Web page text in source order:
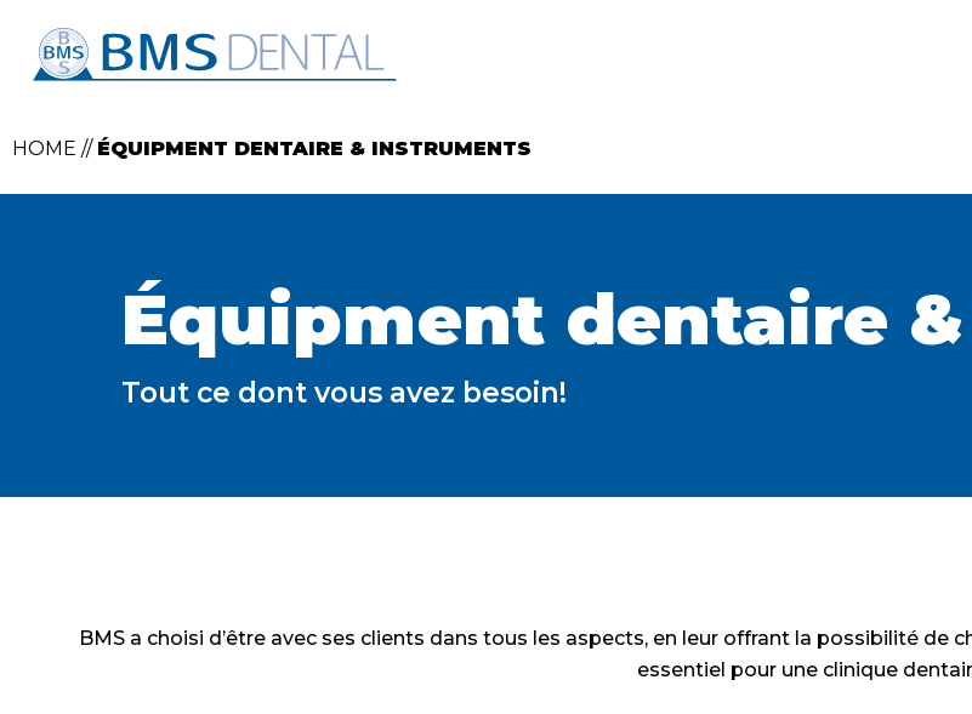
HOME // ÉQUIPMENT DENTAIRE & INSTRUMENTS
Équipment dentaire
Tout ce dont vous avez besoin!
BMS a choisi d’être avec ses clients dans tous les aspects, en leur offrant la possibilité
essentiel pour une clinique